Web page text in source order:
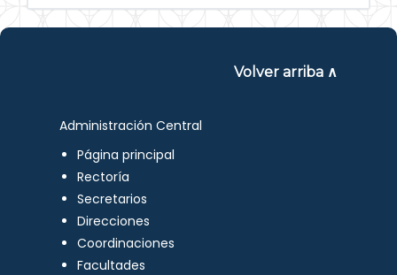
Volver arriba ∧
Administración Central
Página principal
Rectoría
Secretarios
Direcciones
Coordinaciones
Facultades